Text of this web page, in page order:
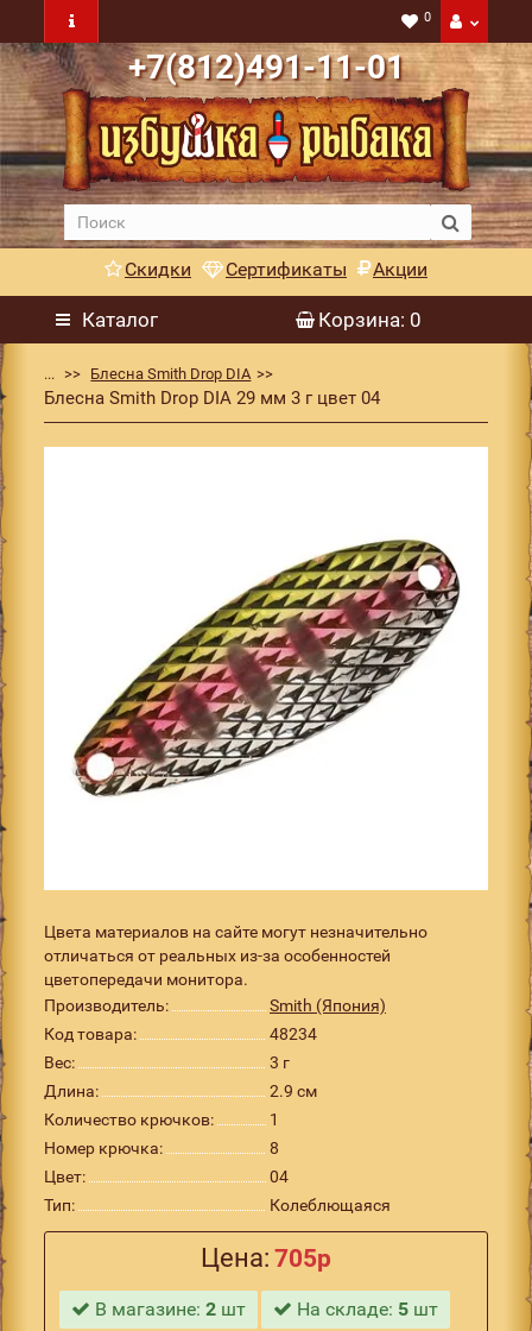
0
+7(812)491-11-01
Скидки Сертификаты Акции
Каталог Корзина: 0
... Блесна Smith Drop DIA
Блесна Smith Drop DIA 29 мм 3 г цвет 04
Цвета материалов на сайте могут незначительно
отличаться от реальных из-за особенностей
цветопередачи монитора.
Производитель:
Smith (Япония)
Код товара:
48234
Вес:
3 г
Длина:
2.9 см
Количество крючков:
1
Номер крючка:
8
Цвет:
04
Тип:
Колеблющаяся
Цена: 705р
В магазине:2 шт На складе: 5 шт